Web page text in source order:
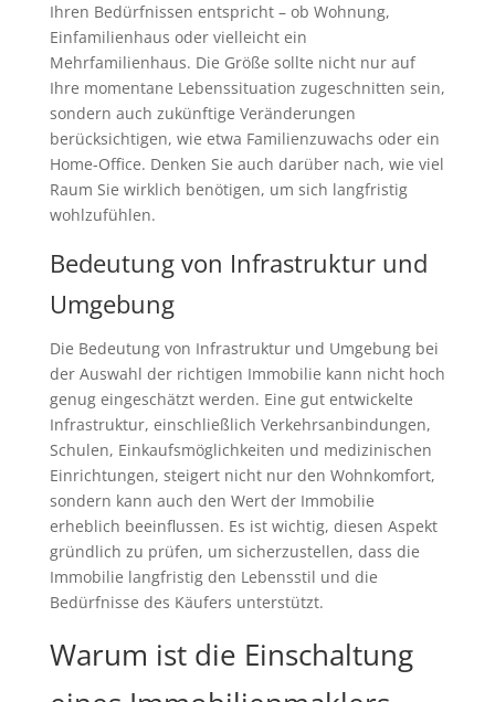
Ihren Bedürfnissen entspricht – ob Wohnung,
Einfamilienhaus oder vielleicht ein
Mehrfamilienhaus. Die Größe sollte nicht nur auf
Ihre momentane Lebenssituation zugeschnitten sein,
sondern auch zukünftige Veränderungen
berücksichtigen, wie etwa Familienzuwachs oder ein
Home-Office. Denken Sie auch darüber nach, wie viel
Raum Sie wirklich benötigen, um sich langfristig
wohlzufühlen.
Bedeutung von Infrastruktur und
Umgebung
Die Bedeutung von Infrastruktur und Umgebung bei
der Auswahl der richtigen Immobilie kann nicht hoch
genug eingeschätzt werden. Eine gut entwickelte
Infrastruktur, einschließlich Verkehrsanbindungen,
Schulen, Einkaufsmöglichkeiten und medizinischen
Einrichtungen, steigert nicht nur den Wohnkomfort,
sondern kann auch den Wert der Immobilie
erheblich beeinflussen. Es ist wichtig, diesen Aspekt
gründlich zu prüfen, um sicherzustellen, dass die
Immobilie langfristig den Lebensstil und die
Bedürfnisse des Käufers unterstützt.
Warum ist die Einschaltung